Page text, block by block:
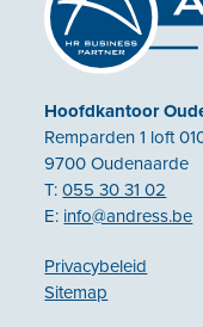
Hoofdkantoor
Remparden 1 loft
9700 Oudenaarde
T:055 30 31 02
E: info@andress.be
Privacybeleid
Sitemap